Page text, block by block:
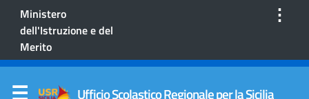
Ministero
dell'Istruzione e del
Merito
⋮
Ufficio Scolastico Regionale per la Sicilia